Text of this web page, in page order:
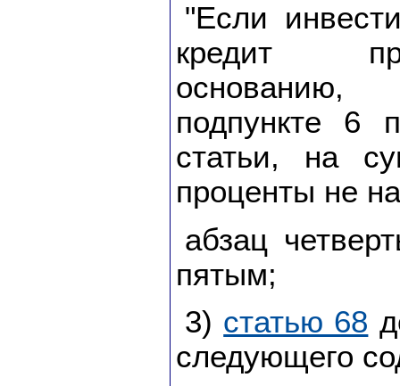
"Если
кредит
подпункте 6
статьи, на
проценты не
абзац
пятым;
3) статью 68
следующего